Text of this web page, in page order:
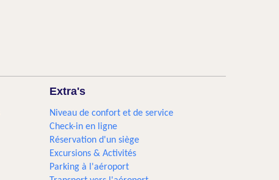
Extra's
Niveau de confort et de service
Check-in en ligne
Réservation d'un siège
Excursions & Activités​
Parking à l'aéroport